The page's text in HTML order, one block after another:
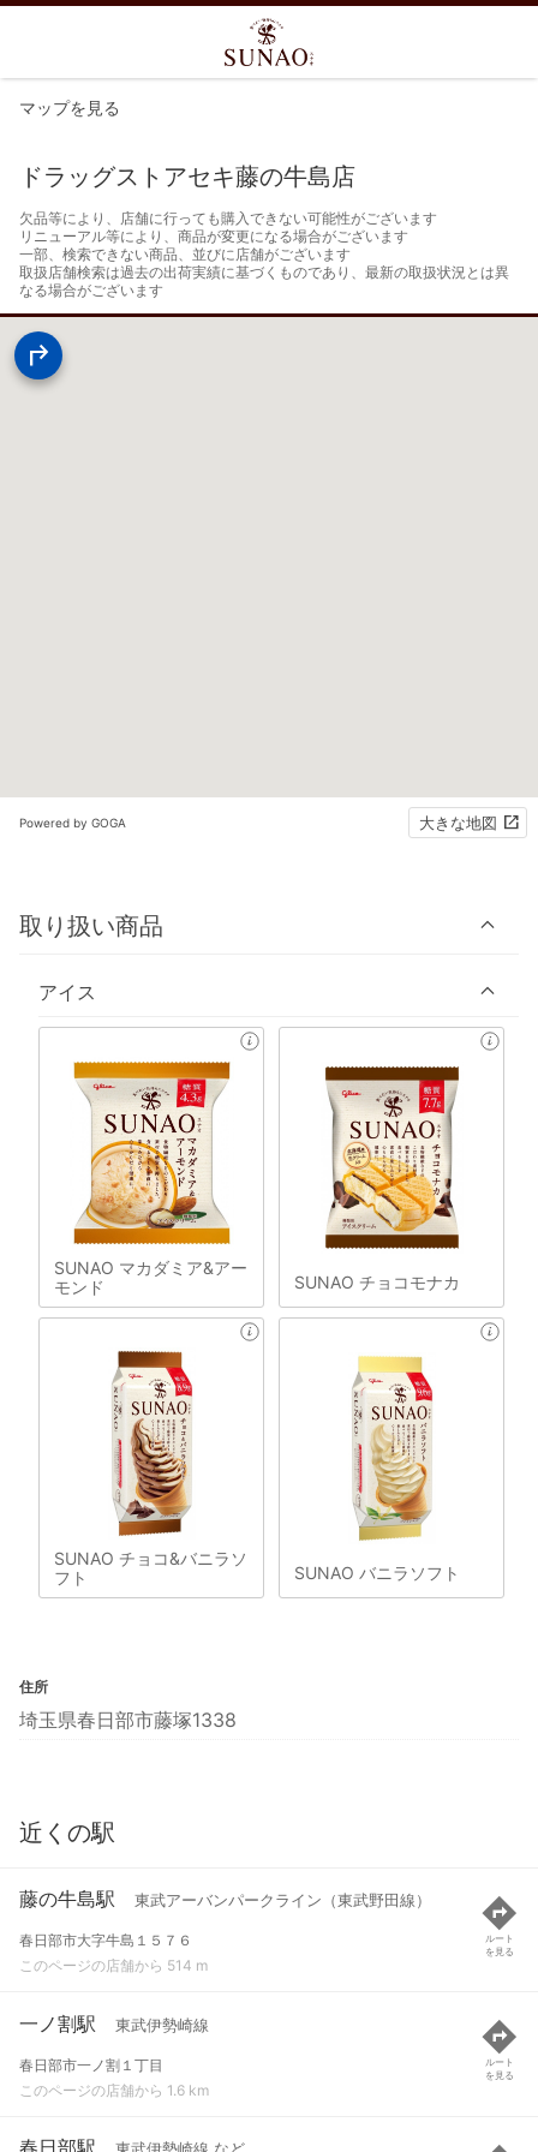
マップを見る
ドラッグストアセキ藤の牛島店
欠品等により、店舗に行っても購入できない可能性がございます
リニューアル等により、商品が変更になる場合がございます
一部、検索できない商品、並びに店舗がございます
取扱店舗検索は過去の出荷実績に基づくものであり、最新の取扱状況とは異
なる場合がございます
Powered by GOGA 大きな地図
取り扱い商品
アイス
SUNAO マカダミア&アー
モンド
SUNAO チョコモナカ
SUNAO チョコ&バニラソ
フト
SUNAO バニラソフト
住所
埼玉県春日部市藤塚1338
近くの駅
藤の牛島駅 東武アーバンパークライン（東武野田線）
春日部市大字牛島１５７６
このページの店舗から 514 m
ルート
を見る
一ノ割駅 東武伊勢崎線
春日部市一ノ割１丁目
このページの店舗から 1.6 km
ルート
を見る
春日部駅